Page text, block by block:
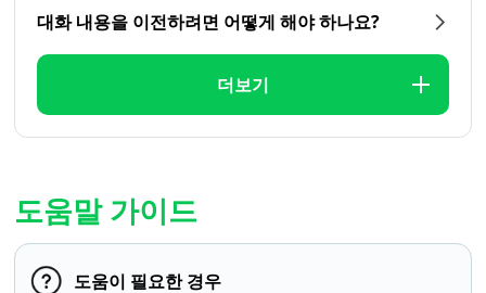
대화 내용을 이전하려면 어떻게 해야 하나요?
더보기
도움말 가이드
도움이 필요한 경우